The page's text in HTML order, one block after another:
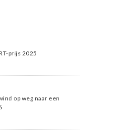
prijs 2025
op weg naar een